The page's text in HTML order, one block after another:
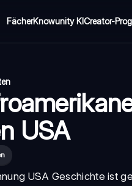
FächerKnowunity KICreator-
USA
USA Geschichte ist